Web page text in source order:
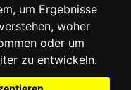
um Ergebnisse
woher
oder um
zu entwickeln.
. All Rights Reserved